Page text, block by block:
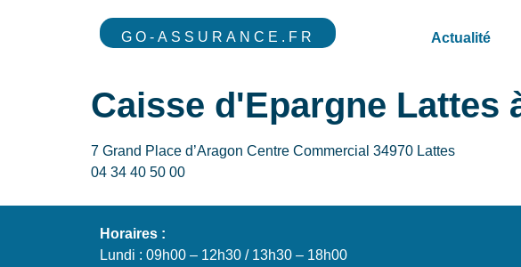
GO-ASSURANCE.FR Actualité
Caisse d'Epargne Lattes
7 Grand Place d’Aragon Centre Commercial 34970 Lattes
04 34 40 50 00
Horaires :
Lundi : 09h00 – 12h30 / 13h30 – 18h00